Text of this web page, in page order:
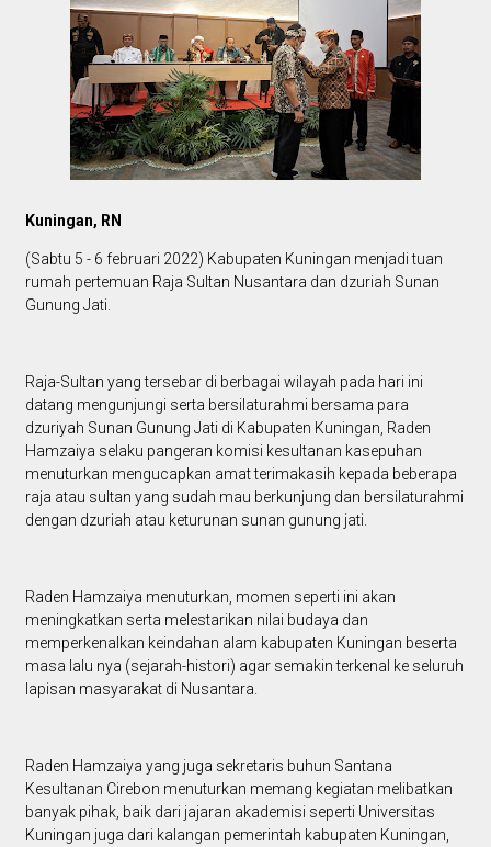
Kuningan, RN
(Sabtu 5 - 6 februari 2022) Kabupaten Kuningan menjadi tuan
rumah pertemuan Raja Sultan Nusantara dan dzuriah Sunan
Gunung Jati.
Raja-Sultan yang tersebar di berbagai wilayah pada hari ini
datang mengunjungi serta bersilaturahmi bersama para
dzuriyah Sunan Gunung Jati di Kabupaten Kuningan, Raden
Hamzaiya selaku pangeran komisi kesultanan kasepuhan
menuturkan mengucapkan amat terimakasih kepada beberapa
raja atau sultan yang sudah mau berkunjung dan bersilaturahmi
dengan dzuriah atau keturunan sunan gunung jati.
Raden Hamzaiya menuturkan, momen seperti ini akan
meningkatkan serta melestarikan nilai budaya dan
memperkenalkan keindahan alam kabupaten Kuningan beserta
masa lalu nya (sejarah-histori) agar semakin terkenal ke seluruh
lapisan masyarakat di Nusantara.
Raden Hamzaiya yang juga sekretaris buhun Santana
Kesultanan Cirebon menuturkan memang kegiatan melibatkan
banyak pihak, baik dari jajaran akademisi seperti Universitas
Kuningan juga dari kalangan pemerintah kabupaten Kuningan,